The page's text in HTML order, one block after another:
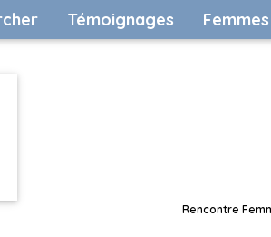
Témoignages
Rencontre